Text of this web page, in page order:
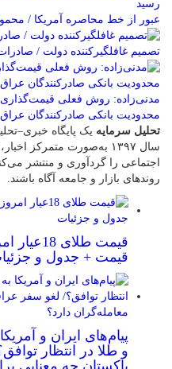
عبور از خط محاصره آمریکا /
تصمیم غافلگیرکننده دولت /
مدنی‌زاده: روش فعلی
محدودیت بانکی صادرکنندگان
تحلیل سرمایه یک پایگاه
سال ۱۳۹۷ به‌صورت متمرکز
اجتماعی را گردآوری و منتشر
روندهای بازار و جامعه آگاه باشند.
قیمت + جدول و
پیام‌های ایران و
و طلا در انتظار